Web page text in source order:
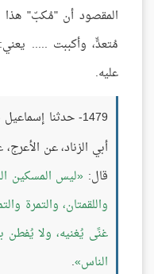
المقصود أن "مُكبّ" هذا
مُتعدٍّ، وأكببت .....
عليه.
1479- حدثنا
أبي الزناد، عن
قال: ليس المسكين
واللقمتان، والتمرة
غنًى يُغنيه، ولا
الناس .